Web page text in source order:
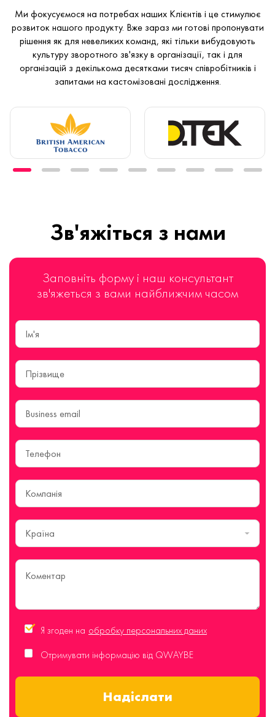
Ми фокусуємося на потребах наших Клієнтів і це стимулює
розвиток нашого продукту. Вже зараз ми готові пропонувати
рішення як для невеликих команд, які тільки вибудовують
культуру зворотного зв'язку в організації, так і для
організацій з декількома десятками тисяч співробітників і
запитами на кастомізовані дослідження.
Зв'яжіться з нами
Заповніть форму і наш консультант
зв'яжеться з вами найближчим часом
Країна
Я згоден на обробку персональних даних
Отримувати інформацію від QWAYBE
Надіслати